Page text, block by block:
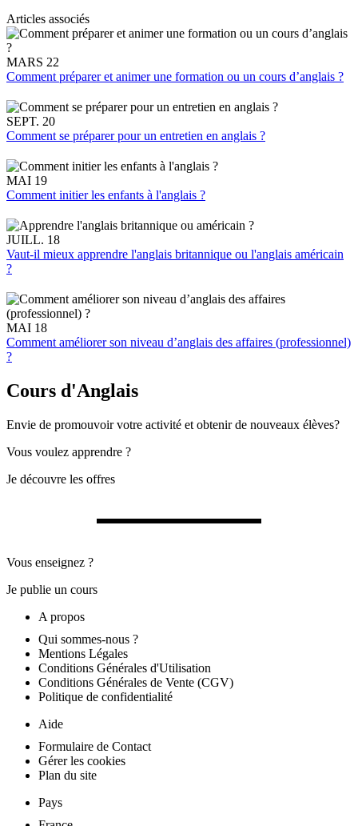
Articles associés
MARS 22
Comment préparer et animer une formation ou un cours d’anglais ?
SEPT. 20
Comment se préparer pour un entretien en anglais ?
MAI 19
Comment initier les enfants à l'anglais ?
JUILL. 18
Vaut-il mieux apprendre l'anglais britannique ou l'anglais américain
?
MAI 18
Comment améliorer son niveau d’anglais des affaires (professionnel)
?
Cours d'Anglais
Envie de promouvoir votre activité et obtenir de nouveaux élèves?
Vous voulez apprendre ?
Je découvre les offres
Vous enseignez ?
Je publie un cours
A propos
Qui sommes-nous ?
Mentions Légales
Conditions Générales d'Utilisation
Conditions Générales de Vente (CGV)
Politique de confidentialité
Aide
Formulaire de Contact
Gérer les cookies
Plan du site
Pays